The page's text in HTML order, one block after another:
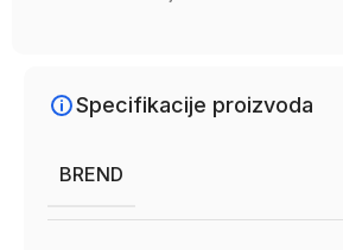
Specifikacije proizvoda
BREND